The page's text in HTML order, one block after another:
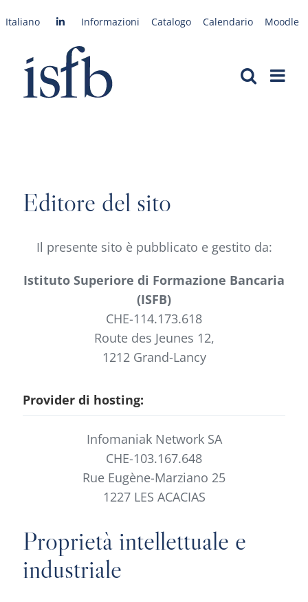
alItaliano Informazioni Catalogo Calendario Moodle
Editore del sito
Il presente sito è pubblicato e gestito da:
Istituto Superiore di Formazione Bancaria
(ISFB)
CHE-114.173.618
Route des Jeunes 12,
1212 Grand-Lancy
Provider di hosting:
Infomaniak Network SA
CHE-103.167.648
Rue Eugène-Marziano 25
1227 LES ACACIAS
Proprietà intellettuale e
industriale